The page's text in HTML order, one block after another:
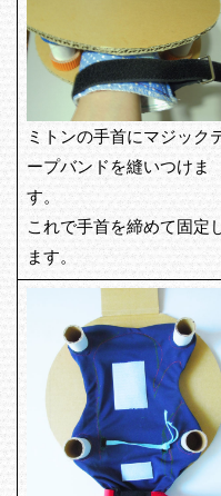
ミトンの手首にマジック
ープバンドを縫いつけま
す。
これで手首を締めて固定
ます。